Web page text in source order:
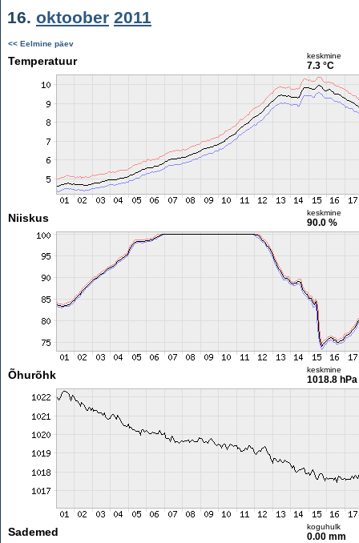
16. oktoober 2011
<< Eelmine päev
Temperatuur keskmine
7.3 °C
Niiskus keskmine
90.0 %
Õhurõhk keskmine
1018.8 hPa
Sademed koguhulk
0.00 mm